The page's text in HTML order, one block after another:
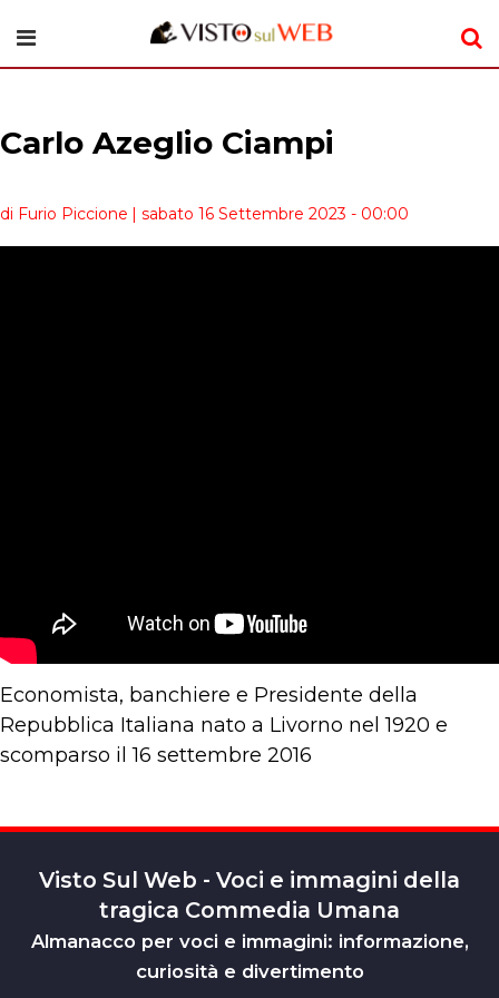
Carlo Azeglio Ciampi
di Furio Piccione | sabato 16 Settembre 2023 - 00:00
Economista, banchiere e Presidente della
Repubblica Italiana nato a Livorno nel 1920 e
scomparso il 16 settembre 2016
Visto Sul Web - Voci e immagini della
tragica Commedia Umana
Almanacco per voci e immagini: informazione,
curiosità e divertimento